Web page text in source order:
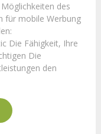
des
für mobile Werbung
Die Fähigkeit, Ihre
Die
den